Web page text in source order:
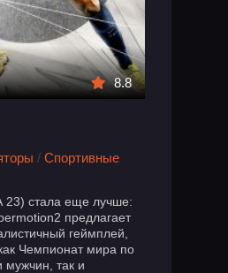
8.8
/ Спортивные
стала еще лучше:
предлагает
геймплей,
Чемпионат мира по
мужчин, так и